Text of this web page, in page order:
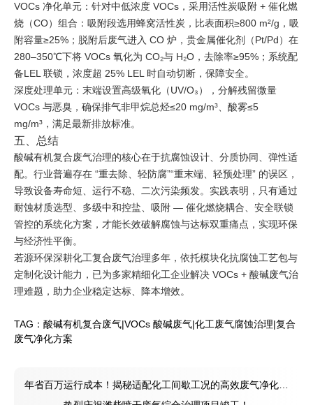
VOCs 净化单元：针对中低浓度 VOCs，采用活性炭吸附 + 催化燃
烧（CO）组合：吸附段选用蜂窝活性炭，比表面积≥800 m²/g，吸
附容量≥25%；脱附后废气进入 CO 炉，贵金属催化剂（Pt/Pd）在
280–350℃下将 VOCs 氧化为 CO₂与 H₂O，去除率≥95%；系统配
备LEL 联锁，浓度超 25% LEL 时自动切断，保障安全。
深度处理单元：末端设置高级氧化（UV/O₃），分解残留微量
VOCs 与恶臭，确保排气非甲烷总烃≤20 mg/m³、酸雾≤5
mg/m³，满足最新排放标准。
五、总结
酸碱有机复合废气治理的核心在于抗腐蚀设计、分质协同、弹性适
配。行业普遍存在 “重去除、轻防腐”“重末端、轻预处理” 的误区，
导致设备寿命短、运行不稳、二次污染频发。实践表明，只有通过
耐蚀材质选型、多级中和控盐、吸附 — 催化燃烧耦合、安全联锁
管控的系统化方案，才能长效破解腐蚀与达标双重痛点，实现环保
与经济性平衡。
若源环保深耕化工复合废气治理多年，依托模块化抗腐蚀工艺包与
定制化设计能力，已为多家精细化工企业解决 VOCs + 酸碱废气治
理难题，助力企业稳定达标、降本增效。
TAG： 酸碱有机复合废气|VOCs 酸碱废气|化工废气腐蚀治理|复合
废气净化方案
年省百万运行成本！揭秘适配化工间歇工况的高效废气净化方